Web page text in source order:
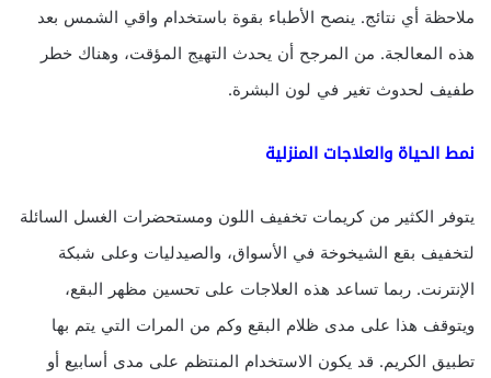
ملاحظة أي نتائج. ينصح الأطباء بقوة باستخدام واقي الشمس بعد
هذه المعالجة. من المرجح أن يحدث التهيج المؤقت، وهناك خطر
طفيف لحدوث تغير في لون البشرة.
نمط الحياة والعلاجات المنزلية
يتوفر الكثير من كريمات تخفيف اللون ومستحضرات الغسل السائلة
لتخفيف بقع الشيخوخة في الأسواق، والصيدليات وعلى شبكة
الإنترنت. ربما تساعد هذه العلاجات على تحسين مظهر البقع،
ويتوقف هذا على مدى ظلام البقع وكم من المرات التي يتم بها
تطبيق الكريم. قد يكون الاستخدام المنتظم على مدى أسابيع أو